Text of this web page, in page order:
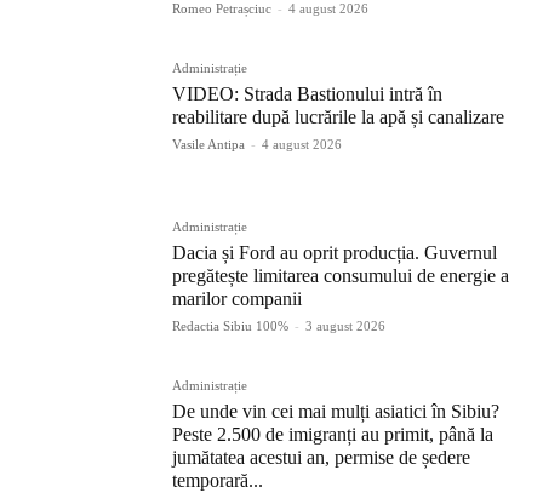
Romeo Petrașciuc - 4 august 2026
Administrație
VIDEO: Strada Bastionului intră în
reabilitare după lucrările la apă și canalizare
Vasile Antipa - 4 august 2026
Administrație
Dacia și Ford au oprit producția. Guvernul
pregătește limitarea consumului de energie a
marilor companii
Redactia Sibiu 100% - 3 august 2026
Administrație
De unde vin cei mai mulți asiatici în Sibiu?
Peste 2.500 de imigranți au primit, până la
jumătatea acestui an, permise de ședere
temporară...